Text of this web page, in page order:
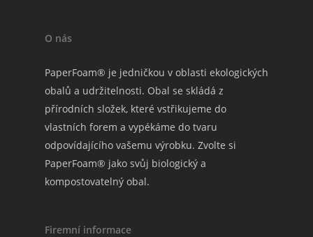
O nás
PaperFoam® je jedničkou v oblasti ekologických
obalů a udržitelnosti. Obal se skládá z
přírodních složek, které vstřikujeme do
vlastních forem a vypékáme do tvaru
odpovídajícího vašemu výrobku. Zvolte si
PaperFoam® jako svůj biologický a
kompostovatelný obal.
Firemní informace